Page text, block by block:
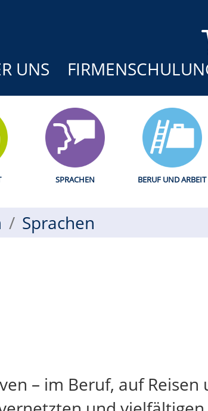
UNS
SPRACHEN BERUF UND ARBEIT
Sprachen
– im Beruf, auf Reisen